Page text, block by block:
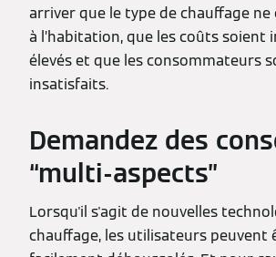
arriver que le type de chauffage ne
à l’habitation, que les coûts soient
élevés et que les consommateurs
insatisfaits.
Demandez des
“multi-aspects”
Lorsqu'il s'agit de nouvelles
chauffage, les utilisateurs peuvent